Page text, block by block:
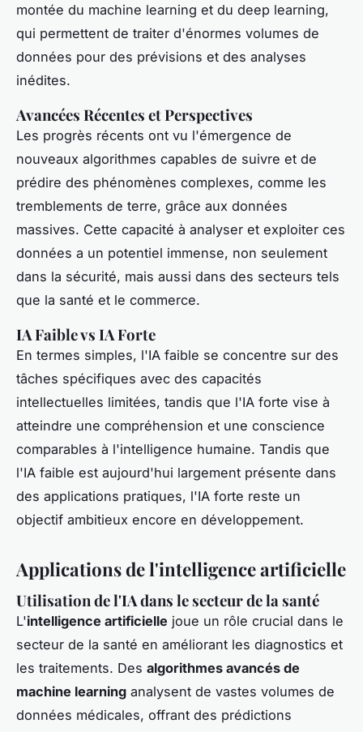
montée du machine learning et du deep learning,
qui permettent de traiter d'énormes volumes de
données pour des prévisions et des analyses
inédites.
Avancées Récentes et Perspectives
Les progrès récents ont vu l'émergence de
nouveaux algorithmes capables de suivre et de
prédire des phénomènes complexes, comme les
tremblements de terre, grâce aux données
massives. Cette capacité à analyser et exploiter ces
données a un potentiel immense, non seulement
dans la sécurité, mais aussi dans des secteurs tels
que la santé et le commerce.
IA Faible vs IA Forte
En termes simples, l'IA faible se concentre sur des
tâches spécifiques avec des capacités
intellectuelles limitées, tandis que l'IA forte vise à
atteindre une compréhension et une conscience
comparables à l'intelligence humaine. Tandis que
l'IA faible est aujourd'hui largement présente dans
des applications pratiques, l'IA forte reste un
objectif ambitieux encore en développement.
Applications de l'intelligence artificielle
Utilisation de l'IA dans le secteur de la santé
L'intelligence artificielle joue un rôle crucial dans le
secteur de la santé en améliorant les diagnostics et
les traitements. Des algorithmes avancés de
machine learning analysent de vastes volumes de
données médicales, offrant des prédictions